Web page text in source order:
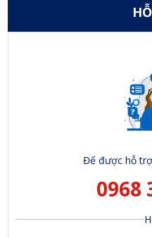
Để được hỗ
0968